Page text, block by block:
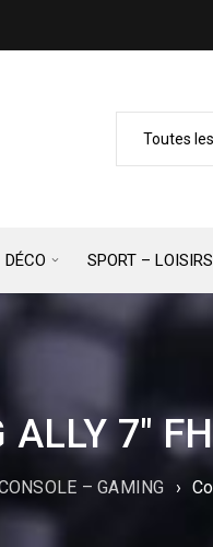
SPORT – LOISIRS
ALLY 7″
– GAMING ›